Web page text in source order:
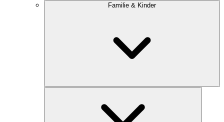
Familie & Kinder